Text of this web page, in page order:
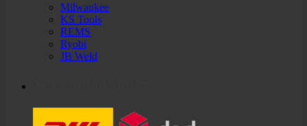
Milwaukee
KS Tools
REMS
Ryobi
JB Weld